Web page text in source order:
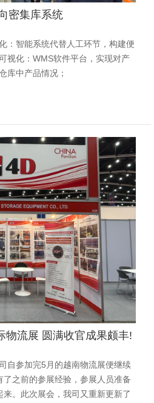
密集库系统
：智能系统代替人工环节，构建便
视化：WMS软件平台，实现对产
库中产品情况；
物流展 圆满收官成果颇丰​!
自参加完5月的越南物流展便继续
之前的参展经验，参展人员准备
。此次展会，我司又重新更新了